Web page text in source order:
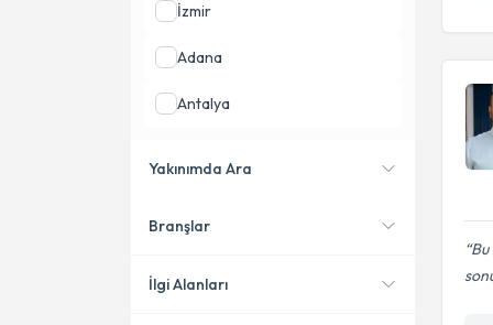
Bu
İzmir
Adana
Antalya
Yakınımda Ara
Konumuma yakın uzmanları
Branşlar
İlgi Alanları